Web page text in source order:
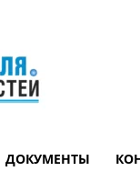
ДОКУМЕНТЫ